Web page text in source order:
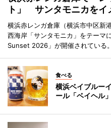
ト」 サンタモニカを
横浜赤レンガ倉庫（横浜市中区新
西海岸「サンタモニカ」をテーマ
Sunset 2026」が開催されている。
食べる
横浜ベイブルー
ール「ベイヘル」